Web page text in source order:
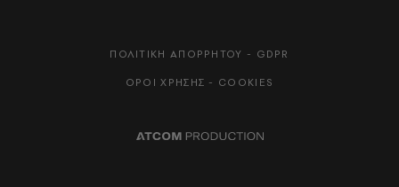
ΠΟΛΙΤΙΚΗ ΑΠΟΡΡΗΤΟΥ - GDPR
ΟΡΟΙ ΧΡΗΣΗΣ - COOKIES